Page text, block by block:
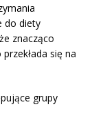
do diety
znacząco
przekłada się na
grupy